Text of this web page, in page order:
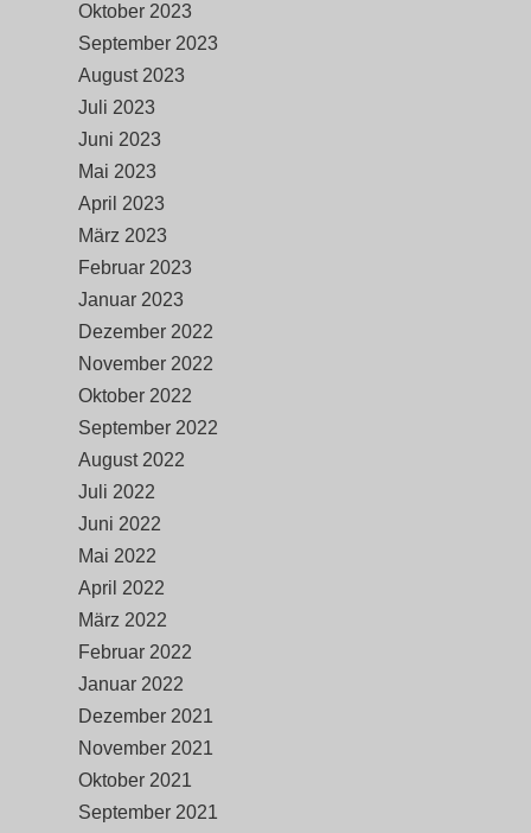
Oktober 2023
September 2023
August 2023
Juli 2023
Juni 2023
Mai 2023
April 2023
März 2023
Februar 2023
Januar 2023
Dezember 2022
November 2022
Oktober 2022
September 2022
August 2022
Juli 2022
Juni 2022
Mai 2022
April 2022
März 2022
Februar 2022
Januar 2022
Dezember 2021
November 2021
Oktober 2021
September 2021